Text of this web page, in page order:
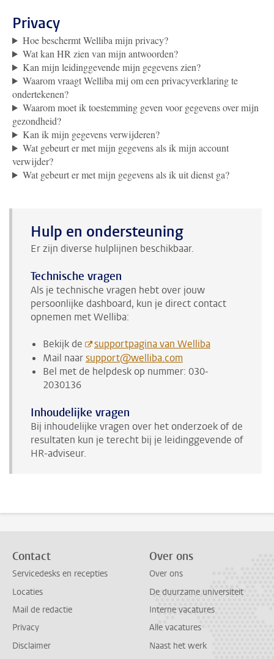
Privacy
Hoe beschermt Welliba mijn privacy?
Wat kan HR zien van mijn antwoorden?
Kan mijn leidinggevende mijn gegevens zien?
Waarom vraagt Welliba mij om een privacyverklaring te
ondertekenen?
Waarom moet ik toestemming geven voor gegevens over mijn
gezondheid?
Kan ik mijn gegevens verwijderen?
Wat gebeurt er met mijn gegevens als ik mijn account
verwijder?
Wat gebeurt er met mijn gegevens als ik uit dienst ga?
Hulp en ondersteuning
Er zijn diverse hulplijnen beschikbaar.
Technische vragen
Als je technische vragen hebt over jouw
persoonlijke dashboard, kun je direct contact
opnemen met Welliba:
Bekijk de
supportpagina van Welliba
Mail naarsupport@welliba.com
Bel met de helpdesk op nummer: 030-
2030136
Inhoudelijke vragen
Bij inhoudelijke vragen over het onderzoek of de
resultaten kun je terecht bij je leidinggevende of
HR-adviseur.
Contact
Servicedesks en recepties
Locaties
Mail de redactie
Privacy
Disclaimer
Over ons
Over ons
De duurzame universiteit
Interne vacatures
Alle vacatures
Naast het werk